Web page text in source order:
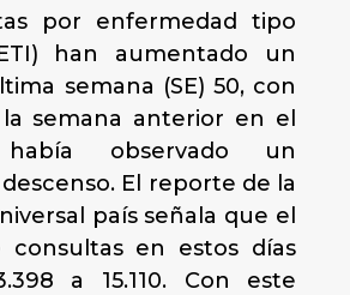
por enfermedad tipo
han aumentado un
semana (SE) 50, con
semana anterior en el
observado un
El reporte de la
país señala que el
consultas en estos días
a 15.110. Con este